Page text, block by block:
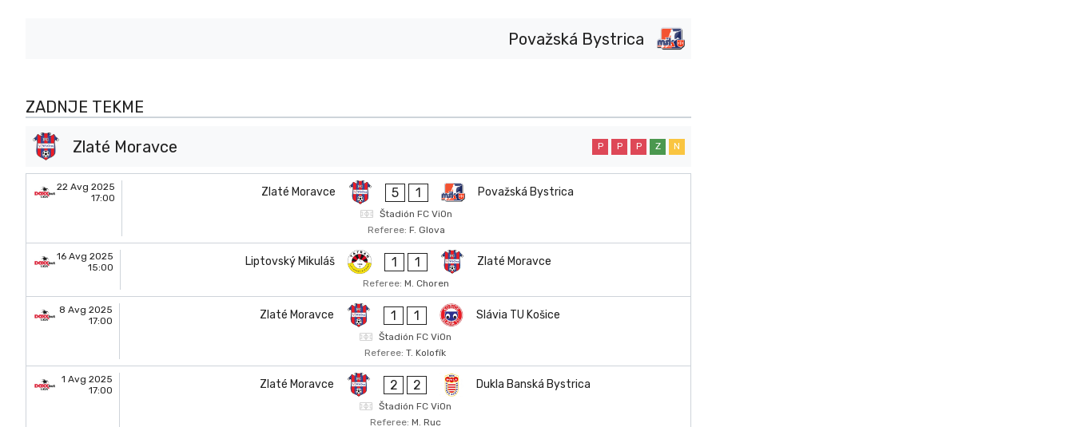
Považská Bystrica
ZADNJE TEKME
Zlaté Moravce P P P Z N
22 Avg 2025
17:00
Zlaté Moravce 5 1 Považská Bystrica
Štadión FC ViOn
Referee:F. Glova
16 Avg 2025
15:00
Liptovský Mikuláš 1 1 Zlaté Moravce
Referee: M. Choren
8 Avg 2025
17:00
Zlaté Moravce 1 1 Slávia TU Košice
Štadión FC ViOn
Referee:T. Kolofík
1 Avg 2025
17:00
Zlaté Moravce 2 2 Dukla Banská Bystrica
Štadión FC ViOn
Referee: M. Ruc